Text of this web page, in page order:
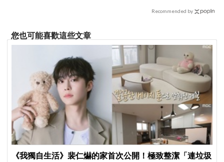
Recommended by
您也可能喜歡這些文章
《我獨自生活》裴仁爀的家首次公開！極致整潔「連垃圾